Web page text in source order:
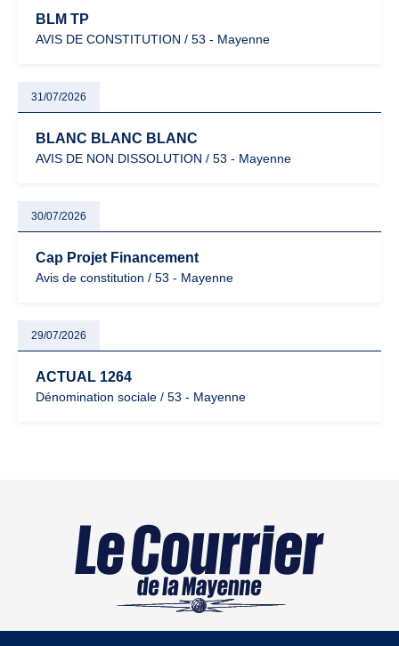
BLM TP
AVIS DE CONSTITUTION / 53 - Mayenne
31/07/2026
BLANC BLANC BLANC
AVIS DE NON DISSOLUTION / 53 - Mayenne
30/07/2026
Cap Projet Financement
Avis de constitution / 53 - Mayenne
29/07/2026
ACTUAL 1264
Dénomination sociale / 53 - Mayenne